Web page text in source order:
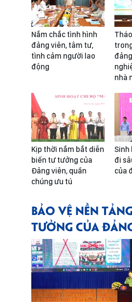
Nắm chắc tình hình
đảng viên, tâm tư,
tình cảm người lao
động
nhà
Kịp thời nắm bắt diễn
biến tư tưởng của
Đảng viên, quần
chúng ưu tú
Sinh
đi
của
BẢO VỆ NỀN
TƯỞNG CỦA